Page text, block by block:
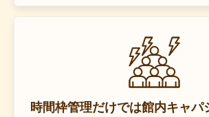
時間枠管理だけでは館内キャパ